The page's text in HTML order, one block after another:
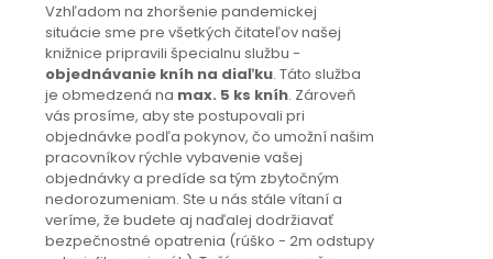
Vzhľadom na zhoršenie pandemickej
situácie sme pre všetkých čitateľov našej
knižnice pripravili špecialnu službu -
objednávanie kníh na diaľku. Táto služba
je obmedzená na max. 5 ks kníh. Zároveň
vás prosíme, aby ste postupovali pri
objednávke podľa pokynov, čo umožní našim
pracovníkov rýchle vybavenie vašej
objednávky a predíde sa tým zbytočným
nedorozumeniam. Ste u nás stále vítaní a
veríme, že budete aj naďalej dodržiavať
bezpečnostné opatrenia (rúško - 2m odstupy